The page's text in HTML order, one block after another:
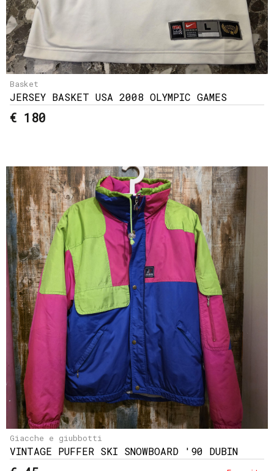
Basket
JERSEY BASKET USA 2008 OLYMPIC GAMES
€ 180
Giacche e giubbotti
VINTAGE PUFFER SKI SNOWBOARD '90 DUBIN